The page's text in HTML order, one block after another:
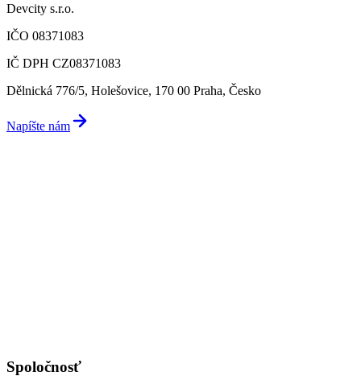
Devcity s.r.o.
IČO 08371083
IČ DPH CZ08371083
Dělnická 776/5, Holešovice, 170 00 Praha, Česko
Napíšte nám
Spoločnosť